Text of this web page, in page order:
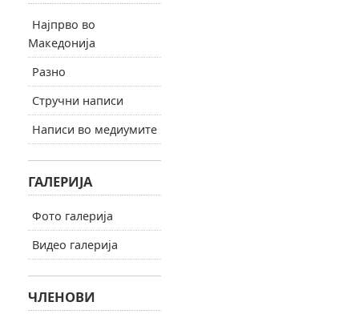
Најпрво во
Македонија
Разно
Стручни написи
Написи во медиумите
ГАЛЕРИЈА
Фото галерија
Видео галерија
ЧЛЕНОВИ